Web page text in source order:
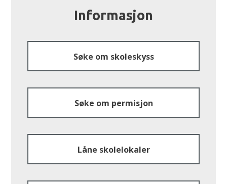
Informasjon
Søke om skoleskyss
Søke om permisjon
Låne skolelokaler